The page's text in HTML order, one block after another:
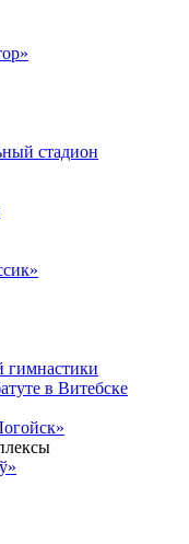
стадион
гимнастики
в Витебске